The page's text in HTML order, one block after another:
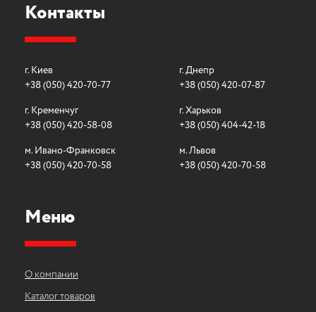
Контакты
г. Киев
+38 (050) 420-70-77
г. Днепр
+38 (050) 420-07-87
г. Кременчуг
+38 (050) 420-58-08
г. Харьков
+38 (050) 404-42-18
м. Ивано-Франковск
+38 (050) 420-70-58
м. Львов
+38 (050) 420-70-58
Меню
О компании
Каталог товаров